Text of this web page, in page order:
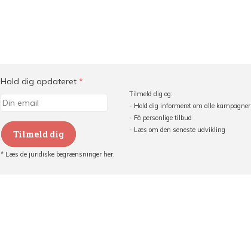
Hold dig opdateret *
Tilmeld dig
* Læs de juridiske begrænsninger her.
Tilmeld dig og:
- Hold dig informeret om alle kampagner
- Få personlige tilbud
- Læs om den seneste udvikling